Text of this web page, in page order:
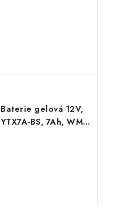
Baterie gelová 12V,
YTX7A-BS, 7Ah, WM